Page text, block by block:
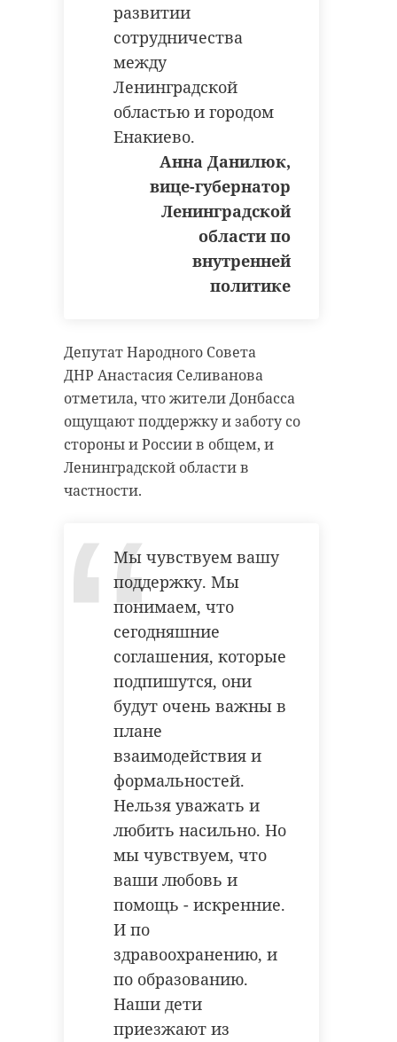
развитии
сотрудничества
между
Ленинградской
областью и городом
Енакиево.
Анна Данилюк,
вице-губернатор
Ленинградской
области по
внутренней
политике
Депутат Народного Совета
ДНР Анастасия Селиванова
отметила, что жители Донбасса
ощущают поддержку и заботу со
стороны и России в общем, и
Ленинградской области в
частности.
Мы чувствуем вашу
поддержку. Мы
понимаем, что
сегодняшние
соглашения, которые
подпишутся, они
будут очень важны в
плане
взаимодействия и
формальностей.
Нельзя уважать и
любить насильно. Но
мы чувствуем, что
ваши любовь и
помощь - искренние.
И по
здравоохранению, и
по образованию.
Наши дети
приезжают из